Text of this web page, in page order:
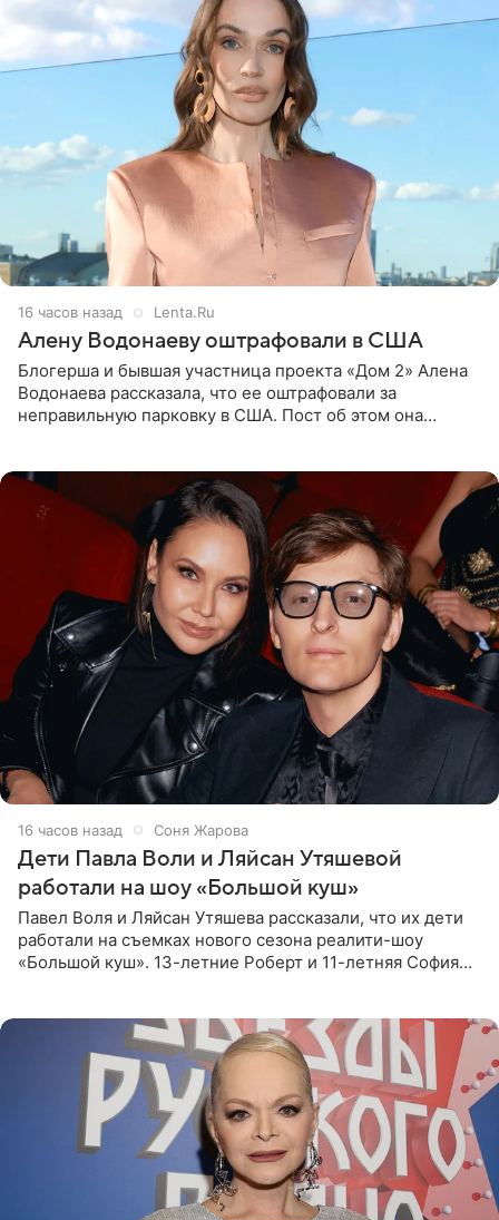
16 часов назад Lenta.Ru
Алену Водонаеву оштрафовали в США
Блогерша и бывшая участница проекта «Дом 2» Алена
Водонаева рассказала, что ее оштрафовали за
неправильную парковку в США. Пост об этом она
16 часов назад Соня Жарова
Дети Павла Воли и Ляйсан Утяшевой
работали на шоу «Большой куш»
Павел Воля и Ляйсан Утяшева рассказали, что их дети
работали на съемках нового сезона реалити-шоу
«Большой куш». 13-летние Роберт и 11-летняя София